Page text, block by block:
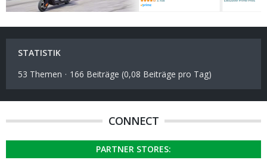
STATISTIK
53 Themen
166 Beiträge (0,08 Beiträge pro Tag)
CONNECT
PARTNER STORES: